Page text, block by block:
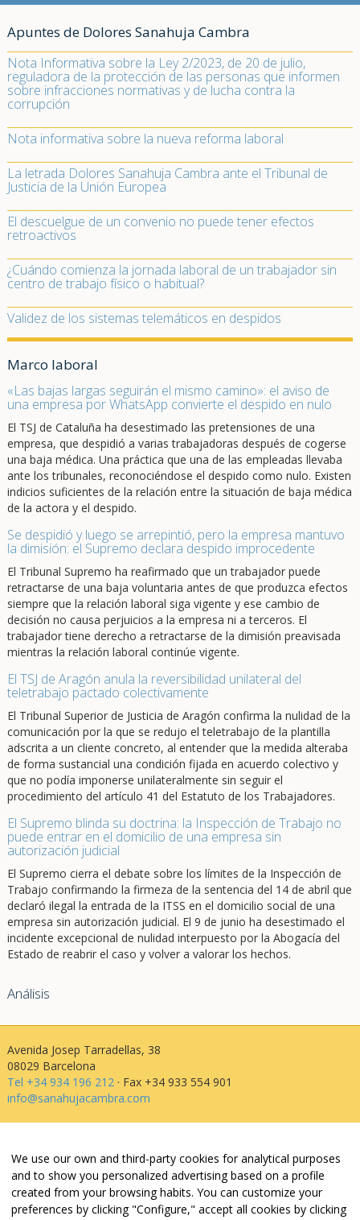
Apuntes de Dolores Sanahuja Cambra
Nota Informativa sobre la Ley 2/2023, de 20 de julio,
reguladora de la protección de las personas que informen
sobre infracciones normativas y de lucha contra la
corrupción
Nota informativa sobre la nueva reforma laboral
La letrada Dolores Sanahuja Cambra ante el Tribunal de
Justicia de la Unión Europea
El descuelgue de un convenio no puede tener efectos
retroactivos
¿Cuándo comienza la jornada laboral de un trabajador sin
centro de trabajo físico o habitual?
Validez de los sistemas telemáticos en despidos
Marco laboral
«Las bajas largas seguirán el mismo camino»: el aviso de
una empresa por WhatsApp convierte el despido en nulo
El TSJ de Cataluña ha desestimado las pretensiones de una
empresa, que despidió a varias trabajadoras después de cogerse
una baja médica. Una práctica que una de las empleadas llevaba
ante los tribunales, reconociéndose el despido como nulo. Existen
indicios suficientes de la relación entre la situación de baja médica
de la actora y el despido.
Se despidió y luego se arrepintió, pero la empresa mantuvo
la dimisión: el Supremo declara despido improcedente
El Tribunal Supremo ha reafirmado que un trabajador puede
retractarse de una baja voluntaria antes de que produzca efectos
siempre que la relación laboral siga vigente y ese cambio de
decisión no causa perjuicios a la empresa ni a terceros. El
trabajador tiene derecho a retractarse de la dimisión preavisada
mientras la relación laboral continúe vigente.
El TSJ de Aragón anula la reversibilidad unilateral del
teletrabajo pactado colectivamente
El Tribunal Superior de Justicia de Aragón confirma la nulidad de la
comunicación por la que se redujo el teletrabajo de la plantilla
adscrita a un cliente concreto, al entender que la medida alteraba
de forma sustancial una condición fijada en acuerdo colectivo y
que no podía imponerse unilateralmente sin seguir el
procedimiento del artículo 41 del Estatuto de los Trabajadores.
El Supremo blinda su doctrina: la Inspección de Trabajo no
puede entrar en el domicilio de una empresa sin
autorización judicial
El Supremo cierra el debate sobre los límites de la Inspección de
Trabajo confirmando la firmeza de la sentencia del 14 de abril que
declaró ilegal la entrada de la ITSS en el domicilio social de una
empresa sin autorización judicial. El 9 de junio ha desestimado el
incidente excepcional de nulidad interpuesto por la Abogacía del
Estado de reabrir el caso y volver a valorar los hechos.
Análisis
Avenida Josep Tarradellas, 38
08029 Barcelona
Tel +34 934 196 212· Fax +34 933 554 901
info@sanahujacambra.com
Política de privacidad
Política de cookies
Política de web i redes
Parking público: Avenida Josep Tarradellas, 38
We use our own and third-party cookies for analytical purposes
and to show you personalized advertising based on a profile
created from your browsing habits. You can customize your
preferences by clicking "Configure," accept all cookies by clicking